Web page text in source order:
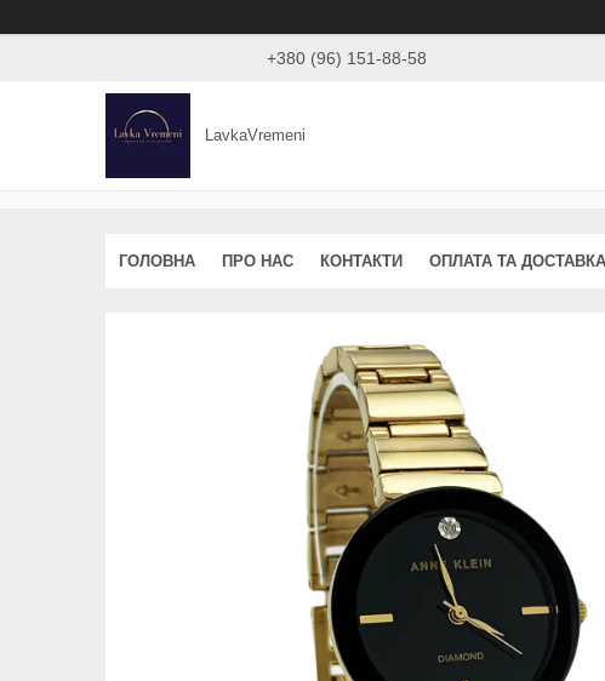
+380 (96) 151-88-58
LavkaVremeni
ГОЛОВНА ПРО НАС КОНТАКТИ ОПЛАТА ТА ДОСТАВКА